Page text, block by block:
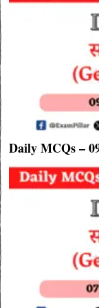
Daily MCQs –